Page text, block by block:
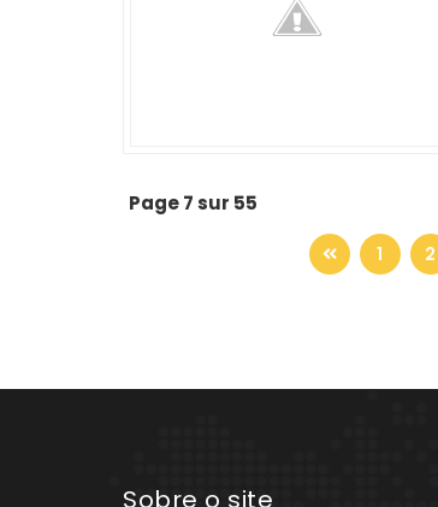
Page 7 sur 55
1 2
Sobre o site